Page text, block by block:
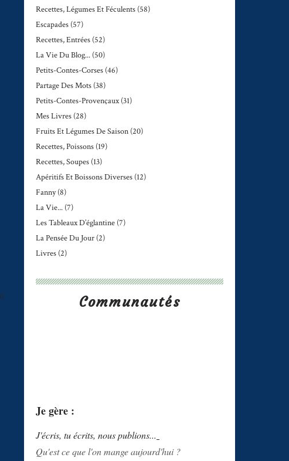
Recettes, Légumes Et Féculents (58)
Escapades (57)
Recettes, Entrées (52)
La Vie Du Blog... (50)
Petits-Contes-Corses (46)
Partage Des Mots (38)
Petits-Contes-Provençaux(31)
Mes Livres (28)
Fruits Et Légumes De Saison (20)
Recettes, Poissons (19)
Recettes, Soupes (13)
Apéritifs Et Boissons Diverses (12)
Fanny(8)
La Vie... (7)
Les Tableaux D’églantine (7)
La Pensée Du Jour (2)
Livres (2)
Communautés
Je gère :
J'écris, tu écrits, nous publions...
Qu'est ce que l'on mange aujourd'hui ?